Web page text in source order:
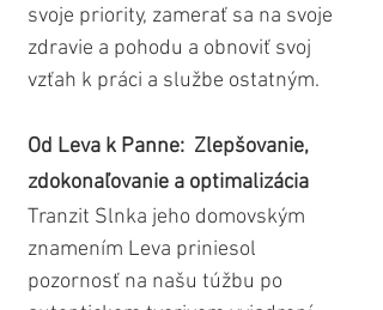
svoje priority, zamerať sa na svoje
zdravie a pohodu a obnoviť svoj
vzťah k práci a službe ostatným.
Od Leva k Panne:  Zlepšovanie,
zdokonaľovanie a optimalizácia
Tranzit Slnka jeho domovským
znamením Leva priniesol
pozornosť na našu túžbu po